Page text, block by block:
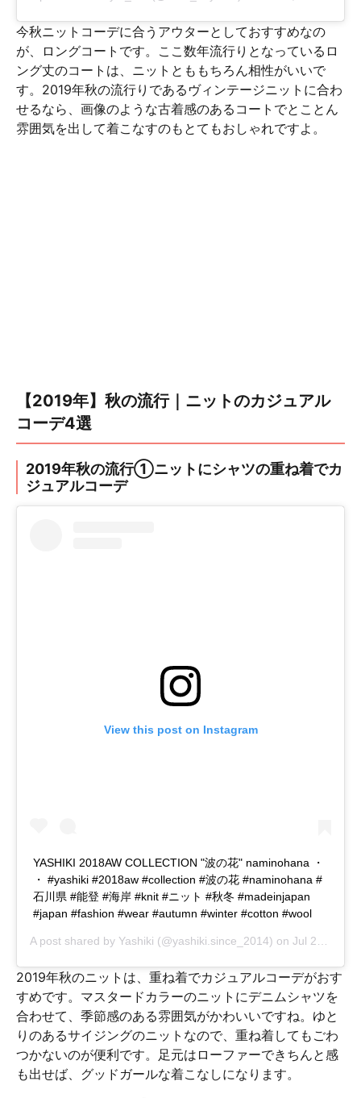
今秋ニットコーデに合うアウターとしておすすめなの
が、ロングコートです。ここ数年流行りとなっているロ
ング丈のコートは、ニットとももちろん相性がいいで
す。2019年秋の流行りであるヴィンテージニットに合わ
せるなら、画像のような古着感のあるコートでとことん
雰囲気を出して着こなすのもとてもおしゃれですよ。
【2019年】秋の流行｜ニットのカジュアル
コーデ4選
2019年秋の流行①ニットにシャツの重ね着でカ
ジュアルコーデ
View this post on Instagram
YASHIKI 2018AW COLLECTION "波の花" naminohana ・
・ #yashiki #2018aw #collection #波の花 #naminohana #
石川県 #能登 #海岸 #knit #ニット #秋冬 #madeinjapan
#japan #fashion #wear #autumn #winter #cotton #wool
A post shared by Yashiki (@yashiki.since_2014) on Jul 27, 2018 at 7:20pm PDT
2019年秋のニットは、重ね着でカジュアルコーデがおす
すめです。マスタードカラーのニットにデニムシャツを
合わせて、季節感のある雰囲気がかわいいですね。ゆと
りのあるサイジングのニットなので、重ね着してもごわ
つかないのが便利です。足元はローファーできちんと感
も出せば、グッドガールな着こなしになります。